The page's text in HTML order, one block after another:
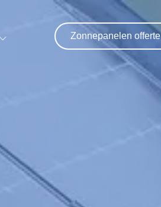
Zonnepanelen offerte